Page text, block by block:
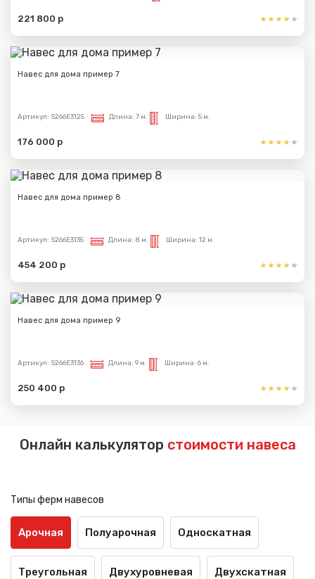
221 800 р
Навес для дома пример 7
Артикул: S266E3125 Длина: 7 м. Ширина: 5 м.
176 000 р
Навес для дома пример 8
Артикул: S266E3135 Длина: 8 м. Ширина: 12 м.
454 200 р
Навес для дома пример 9
Артикул: S266E3136 Длина: 9 м. Ширина: 6 м.
250 400 р
Онлайн калькулятор стоимости навеса
Типы ферм навесов
Арочная Полуарочная Односкатная
Треугольная Двухуровневая Двухскатная